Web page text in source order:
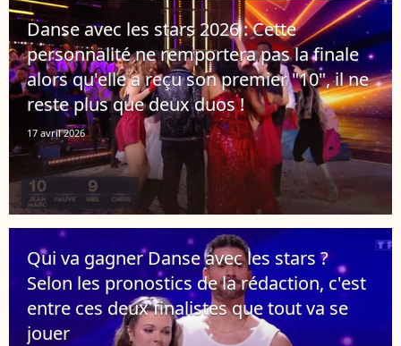
Danse avec les stars 2026 : Cette
personnalité ne remportera pas la finale
alors qu'elle a reçu son premier "10", il ne
reste plus que deux duos !
17 avril 2026
Qui va gagner Danse avec les stars ?
Selon les pronostics de la rédaction, c'est
entre ces deux finalistes que tout va se
jouer